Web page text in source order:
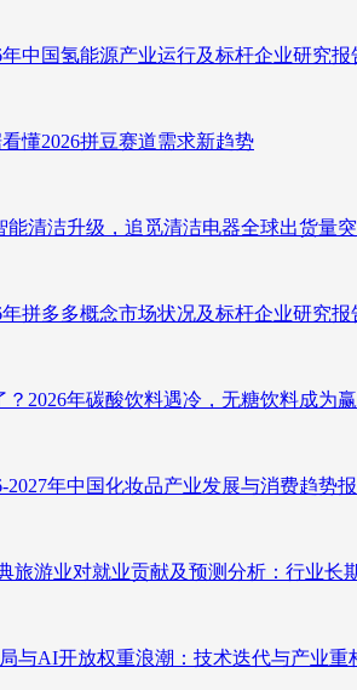
年中国氢能源产业运行及标杆企业研究报
懂2026拼豆赛道需求新趋势
能清洁升级，追觅清洁电器全球出货量
年拼多多概念市场状况及标杆企业研究报
？2026年碳酸饮料遇冷，无糖饮料成为
2027年中国化妆品产业发展与消费趋势
旅游业对就业贡献及预测分析：行业
与AI开放权重浪潮：技术迭代与产业重